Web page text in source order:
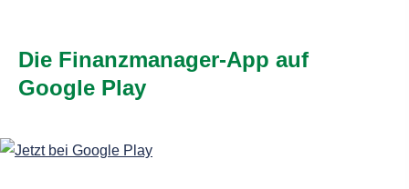
Die Finanzmanager-App auf
Google Play